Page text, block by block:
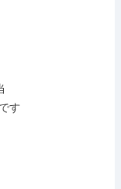
す